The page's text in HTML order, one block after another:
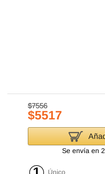
$7556
$5517
Se envía en